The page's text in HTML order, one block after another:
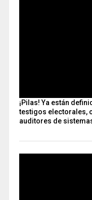
¡Pilas! Ya están
testigos electorales,
auditores de